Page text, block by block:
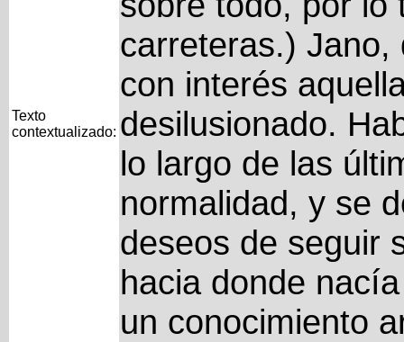
Texto
contextualizado:
carreteras.) Jano,
con interés
desilusionado.
lo largo de las
normalidad, y se
deseos de seguir
hacia donde
un conocimiento